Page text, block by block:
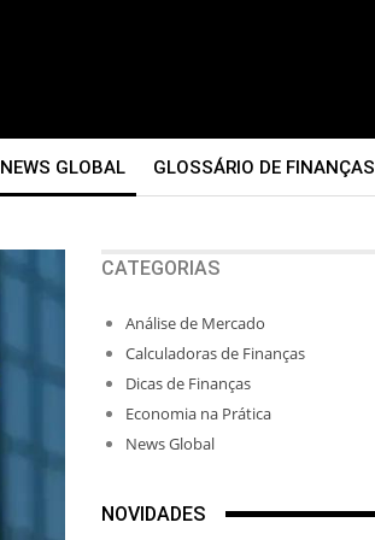
NEWS GLOBAL GLOSSÁRIO DE FINANÇAS
CATEGORIAS
Análise de Mercado
Calculadoras de Finanças
Dicas de Finanças
Economia na Prática
News Global
NOVIDADES